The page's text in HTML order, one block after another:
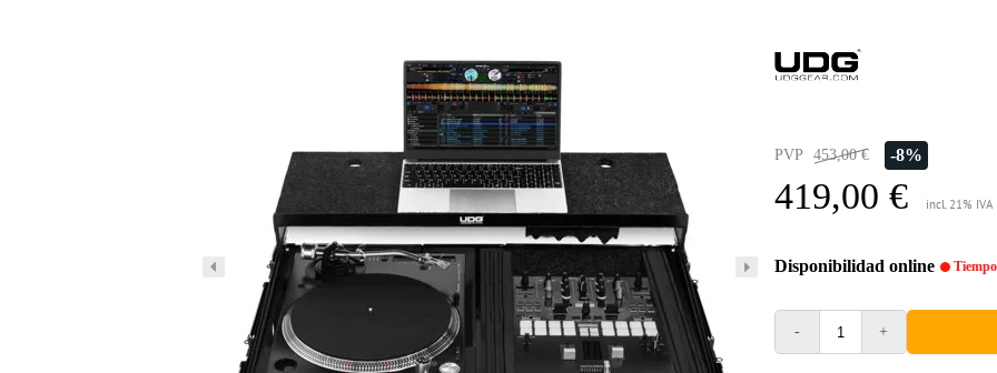
PVP 453,00 € -8%
419,00 € incl. 21% IVA
Disponibilidad online Tiempo
- +